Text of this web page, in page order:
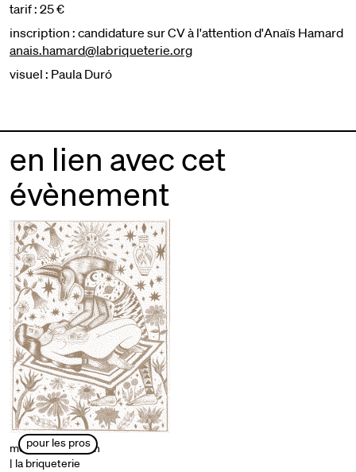
tarif : 25 €
inscription : candidature sur CV à l'attention d'Anaïs Hamard
anais.hamard@labriqueterie.org
visuel : Paula Duró
en lien avec cet
évènement
pour les pros
mercredi 15 avr. 7h
| la briqueterie